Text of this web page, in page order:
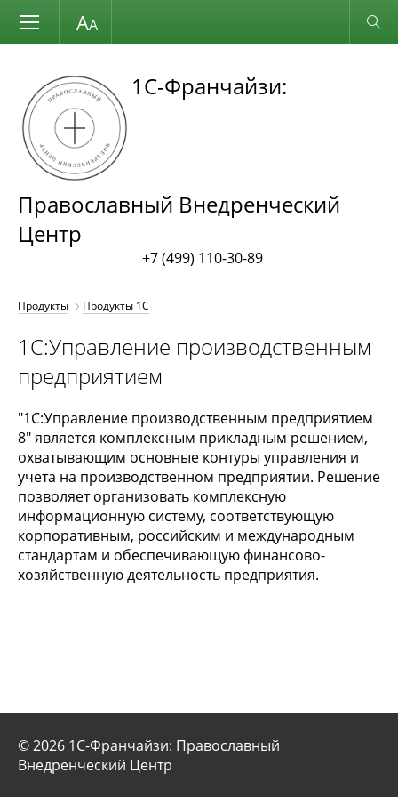
Размер шрифта Обычная версия
1С-Франчайзи:
Православный Внедренческий
Центр
+7 (499) 110-30-89
Продукты Продукты 1С
1С:Управление производственным
предприятием
"1C:Управление производственным предприятием
8" является комплексным прикладным решением,
охватывающим основные контуры управления и
учета на производственном предприятии. Решение
позволяет организовать комплексную
информационную систему, соответствующую
корпоративным, российским и международным
стандартам и обеспечивающую финансово-
хозяйственную деятельность предприятия.
© 2026 1С-Франчайзи: Православный
Внедренческий Центр